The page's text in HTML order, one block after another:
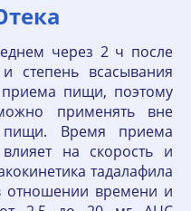
через 2 ч после
степень всасывания
приема пищи, поэтому
применять вне
пищи. Время приема
на скорость и
тадалафила
отношении времени и